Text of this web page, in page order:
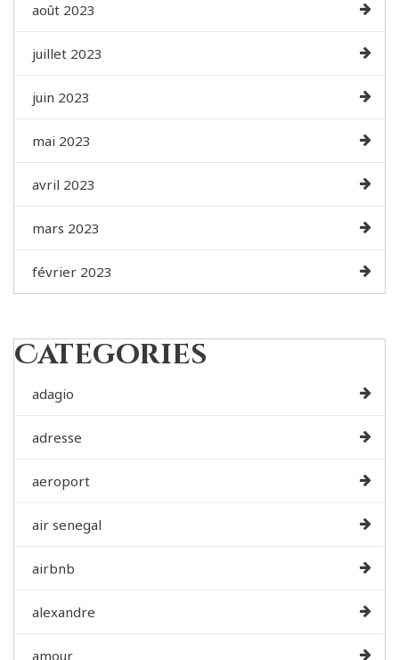
août 2023
juillet 2023
juin 2023
mai 2023
avril 2023
mars 2023
février 2023
Categories
adagio
adresse
aeroport
air senegal
airbnb
alexandre
amour